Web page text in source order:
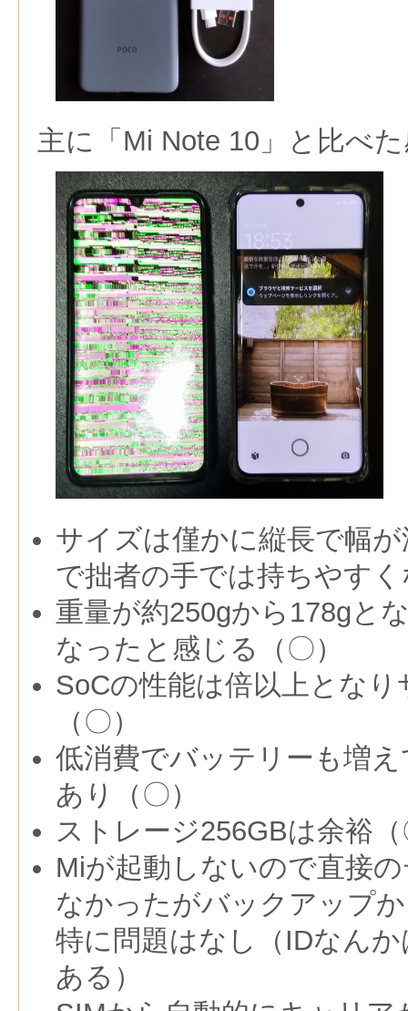
主に「Mi Note 10」と比べ
サイズは僅かに縦長で幅
で拙者の手では持ちやす
重量が約250gから178gと
なったと感じる（〇）
SoCの性能は倍以上とな
（〇）
低消費でバッテリーも増
あり（〇）
ストレージ256GBは余裕
Miが起動しないので直接
なかったがバックアップ
特に問題はなし（IDなん
ある）